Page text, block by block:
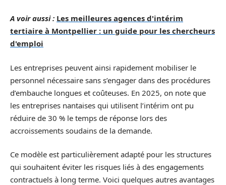
A voir aussi : Les meilleures agences d'intérim
tertiaire à Montpellier : un guide pour les chercheurs
d'emploi
Les entreprises peuvent ainsi rapidement mobiliser le
personnel nécessaire sans s’engager dans des procédures
d’embauche longues et coûteuses. En 2025, on note que
les entreprises nantaises qui utilisent l’intérim ont pu
réduire de 30 % le temps de réponse lors des
accroissements soudains de la demande.
Ce modèle est particulièrement adapté pour les structures
qui souhaitent éviter les risques liés à des engagements
contractuels à long terme. Voici quelques autres avantages